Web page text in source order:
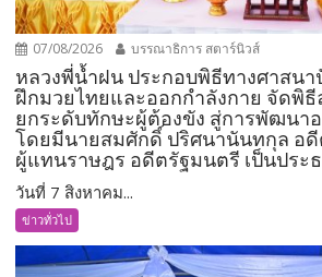
07/08/2026 บรรณาธิการ สตาร์นิวส์
หลวงพี่น้ำฝน ประกอบพิธีทางศาสน
ฝึกมวยไทยและออกกำลังกาย จัดพิธี
ยกระดับทักษะผู้ต้องขัง สู่การพัฒนา
โดยมีนายสมศักดิ์ ปริศนานันทกุล อดี
ผู้แทนราษฎร อดีตรัฐมนตรี เป็นประ
วันที่ 7 สิงหาคม...
ข่าวทั่วไป